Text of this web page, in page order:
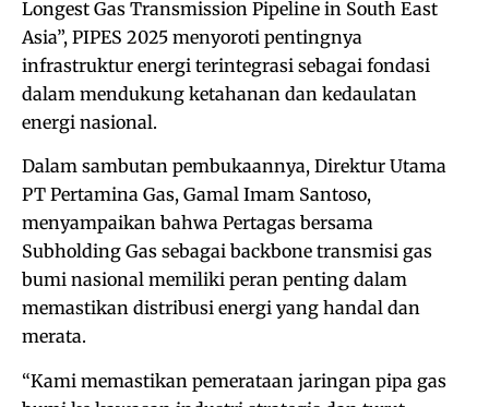
Longest Gas Transmission Pipeline in South East
Asia”, PIPES 2025 menyoroti pentingnya
infrastruktur energi terintegrasi sebagai fondasi
dalam mendukung ketahanan dan kedaulatan
energi nasional.
Dalam sambutan pembukaannya, Direktur Utama
PT Pertamina Gas, Gamal Imam Santoso,
menyampaikan bahwa Pertagas bersama
Subholding Gas sebagai backbone transmisi gas
bumi nasional memiliki peran penting dalam
memastikan distribusi energi yang handal dan
merata.
“Kami memastikan pemerataan jaringan pipa gas